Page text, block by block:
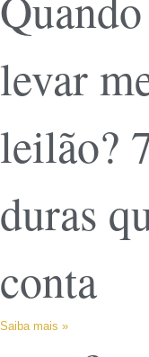
levar
leilão?
duras
conta
Saiba mais »